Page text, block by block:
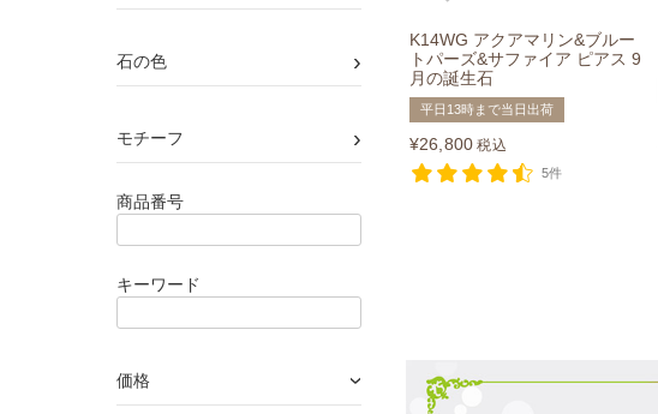
石の色 ›
モチーフ ›
商品番号
キーワード
価格 ›
K14WG アクアマリン&ブルー
トパーズ&サファイア ピアス 9
月の誕生石
平日13時まで当日出荷
¥26,800 税込
5件